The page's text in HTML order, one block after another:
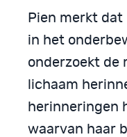
Pien merkt
in het
onderzoekt de
lichaam
herinneringen
waarvan haar